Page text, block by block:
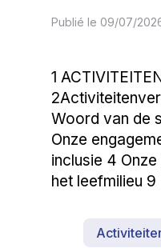
Publié le 09/07/
1
Woord van de
Onze
inclusie 4
het leefmilieu 9